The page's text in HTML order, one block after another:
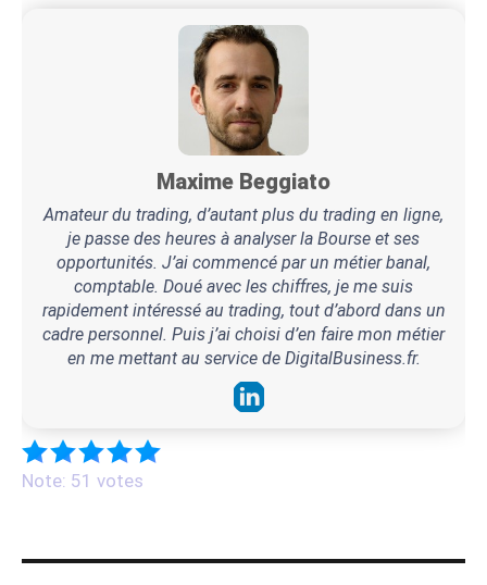
Maxime Beggiato
Amateur du trading, d’autant plus du trading en ligne,
je passe des heures à analyser la Bourse et ses
opportunités. J’ai commencé par un métier banal,
comptable. Doué avec les chiffres, je me suis
rapidement intéressé au trading, tout d’abord dans un
cadre personnel. Puis j’ai choisi d’en faire mon métier
en me mettant au service de DigitalBusiness.fr.
Note: 51 votes